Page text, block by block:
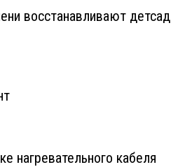
восстанавливают детсад
нагревательного кабеля